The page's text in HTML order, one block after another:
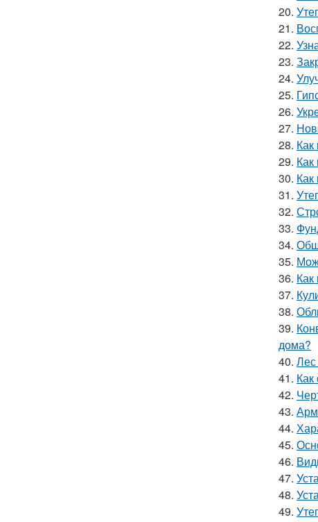
20.
21.
22.
23.
24.
25.
26.
27.
28.
29.
30.
31.
32.
33.
34.
35.
36.
37.
38.
39.
дома?
40.
41.
42.
43.
44.
45.
46.
47.
48.
49.